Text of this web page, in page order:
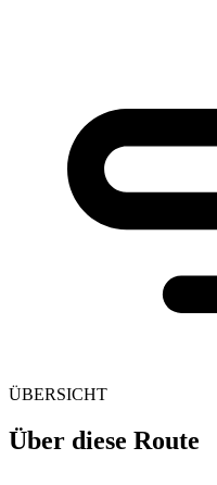
ÜBERSICHT
Über diese Route